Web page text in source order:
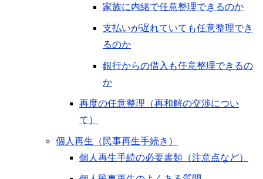
家族に内緒で任意整理できるのか
支払いが遅れていても任意整理でき
るのか
銀行からの借入も任意整理できるの
か
再度の任意整理（再和解の交渉につい
て）
個人再生（民事再生手続き）
個人再生手続の必要書類（注意点など）